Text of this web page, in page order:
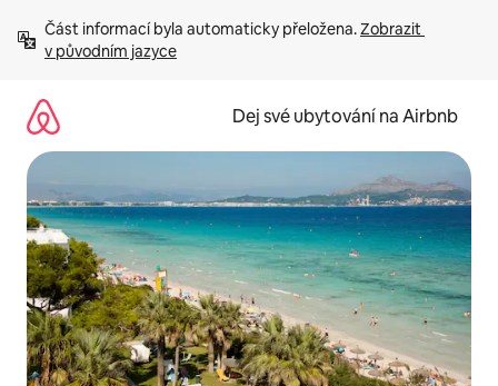
obsah
Část informací byla automaticky přeložena. Zobrazit
v původním jazyce
Dej své ubytování na Airbnb